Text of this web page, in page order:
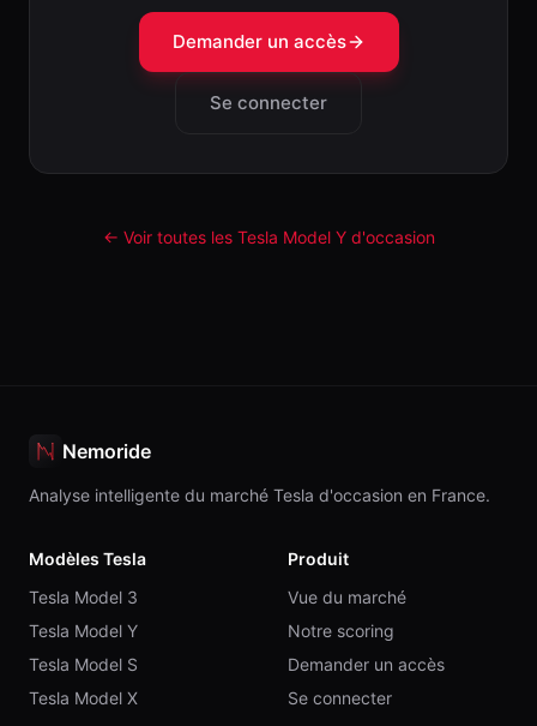
Demander un accès
Se connecter
← Voir toutes les Tesla Model Yd'occasion
Nemoride
Analyse intelligente du marché Tesla d'occasion en France.
Modèles Tesla
Tesla Model 3
Tesla Model Y
Tesla Model S
Tesla Model X
Produit
Vue du marché
Notre scoring
Demander un accès
Se connecter